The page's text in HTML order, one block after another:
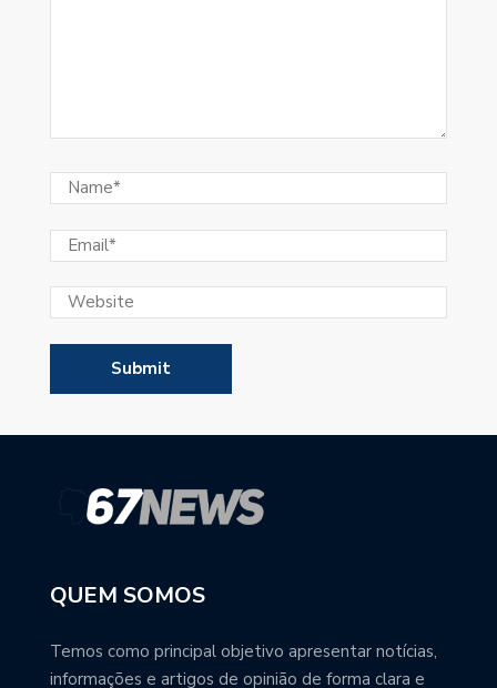
QUEM SOMOS
Temos como principal objetivo apresentar notícias,
informações e artigos de opinião de forma clara e